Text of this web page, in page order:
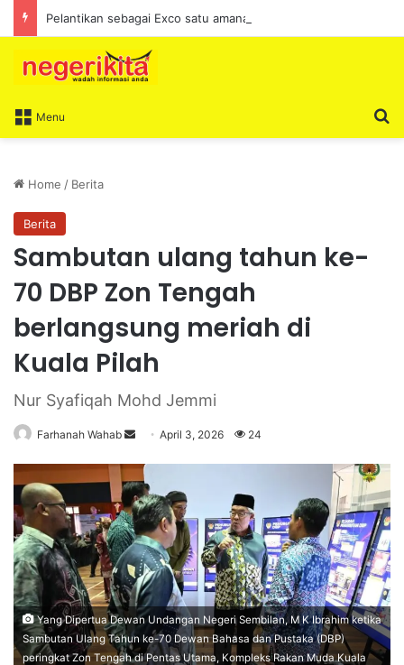
Menu
Home / Berita
Berita
Sambutan ulang tahun ke-
70 DBP Zon Tengah
berlangsung meriah di
Kuala Pilah
Nur Syafiqah Mohd Jemmi
Farhanah Wahab
n
d
a
n
e
m
a
l
April 3, 2026 24
Yang Dipertua Dewan Undangan Negeri Sembilan, M K Ibrahim ketika
Sambutan Ulang Tahun ke-70 Dewan Bahasa dan Pustaka (DBP)
peringkat Zon Tengah di Pentas Utama, Kompleks Rakan Muda Kuala